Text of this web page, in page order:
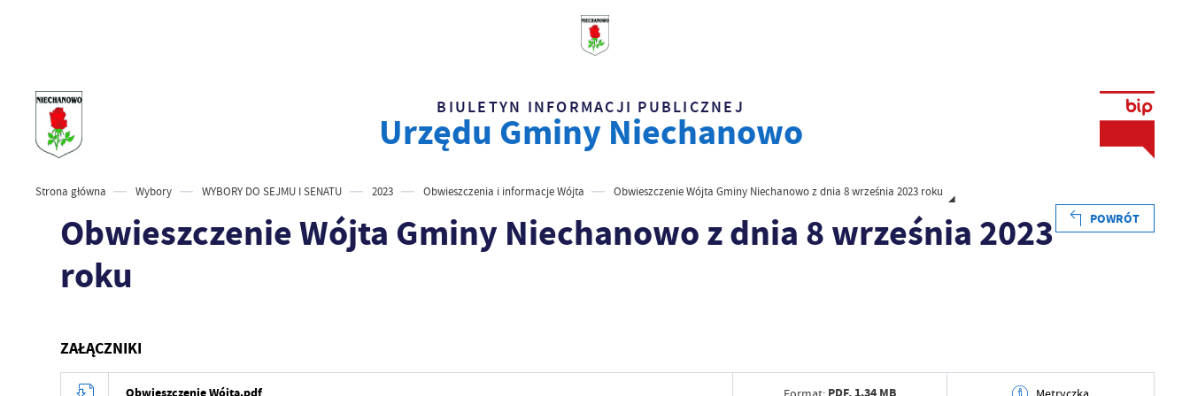
BIULETYN INFORMACJI PUBLICZNEJ
Urzędu Gminy Niechanowo
Strona główna Wybory WYBORY DO SEJMU I SENATU 2023 Obwieszczenia i informacje Wójta Obwieszczenie Wójta Gminy Niechanowo z dnia 8 września 2023 roku
Obwieszczenie Wójta Gminy Niechanowo z dnia 8 września 2023
roku
POWRÓT
ZAŁĄCZNIKI